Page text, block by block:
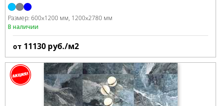
Размер: 600x1200 мм 1200x2780 мм
В наличии
от 11130 руб./м2